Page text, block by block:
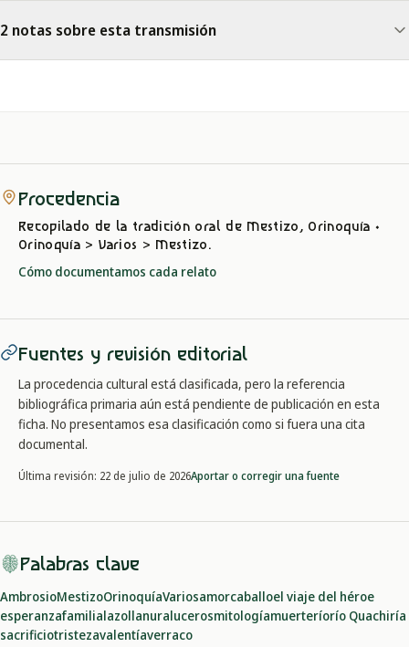
2 notas sobre esta transmisión
Procedencia
Recopilado de la tradición oral de Mestizo, Orinoquía ·
Orinoquía > Varios > Mestizo.
Cómo documentamos cada relato
Fuentes y revisión editorial
La procedencia cultural está clasificada, pero la referencia
bibliográfica primaria aún está pendiente de publicación en esta
ficha. No presentamos esa clasificación como si fuera una cita
documental.
Última revisión: 22 de julio de 2026Aportar o corregir una fuente
Palabras clave
AmbrosioMestizoOrinoquíaVariosamorcaballoel viaje del héroe
esperanzafamilialazollanuralucerosmitologíamuerteríorío Quachiría
sacrificiotristezavalentíaverraco